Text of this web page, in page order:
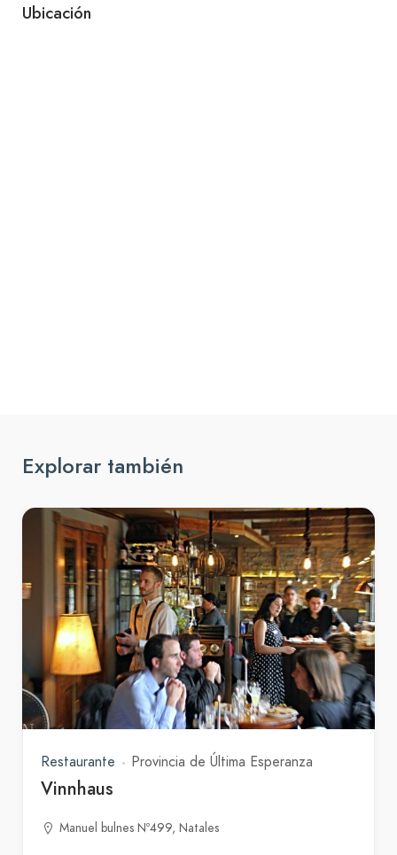
Ubicación
Explorar también
Restaurante Provincia de Última Esperanza
Vinnhaus
Manuel bulnes Nº499, Natales